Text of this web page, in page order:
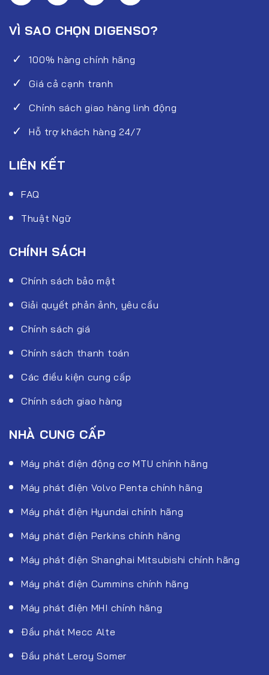
VÌ SAO CHỌN DIGENSO?
100% hàng chính hãng
Giá cả cạnh tranh
Chính sách giao hàng linh động
Hỗ trợ khách hàng 24/7
LIÊN KẾT
FAQ
Thuật Ngữ
CHÍNH SÁCH
Chính sách bảo mật
Giải quyết phản ảnh, yêu cầu
Chính sách giá
Chính sách thanh toán
Các điều kiện cung cấp
Chính sách giao hàng
NHÀ CUNG CẤP
Máy phát điện động cơ MTU chính hãng
Máy phát điện Volvo Penta chính hãng
Máy phát điện Hyundai chính hãng
Máy phát điện Perkins chính hãng
Máy phát điện Shanghai Mitsubishi chính hãng
Máy phát điện Cummins chính hãng
Máy phát điện MHI chính hãng
Đầu phát Mecc Alte
Đầu phát Leroy Somer